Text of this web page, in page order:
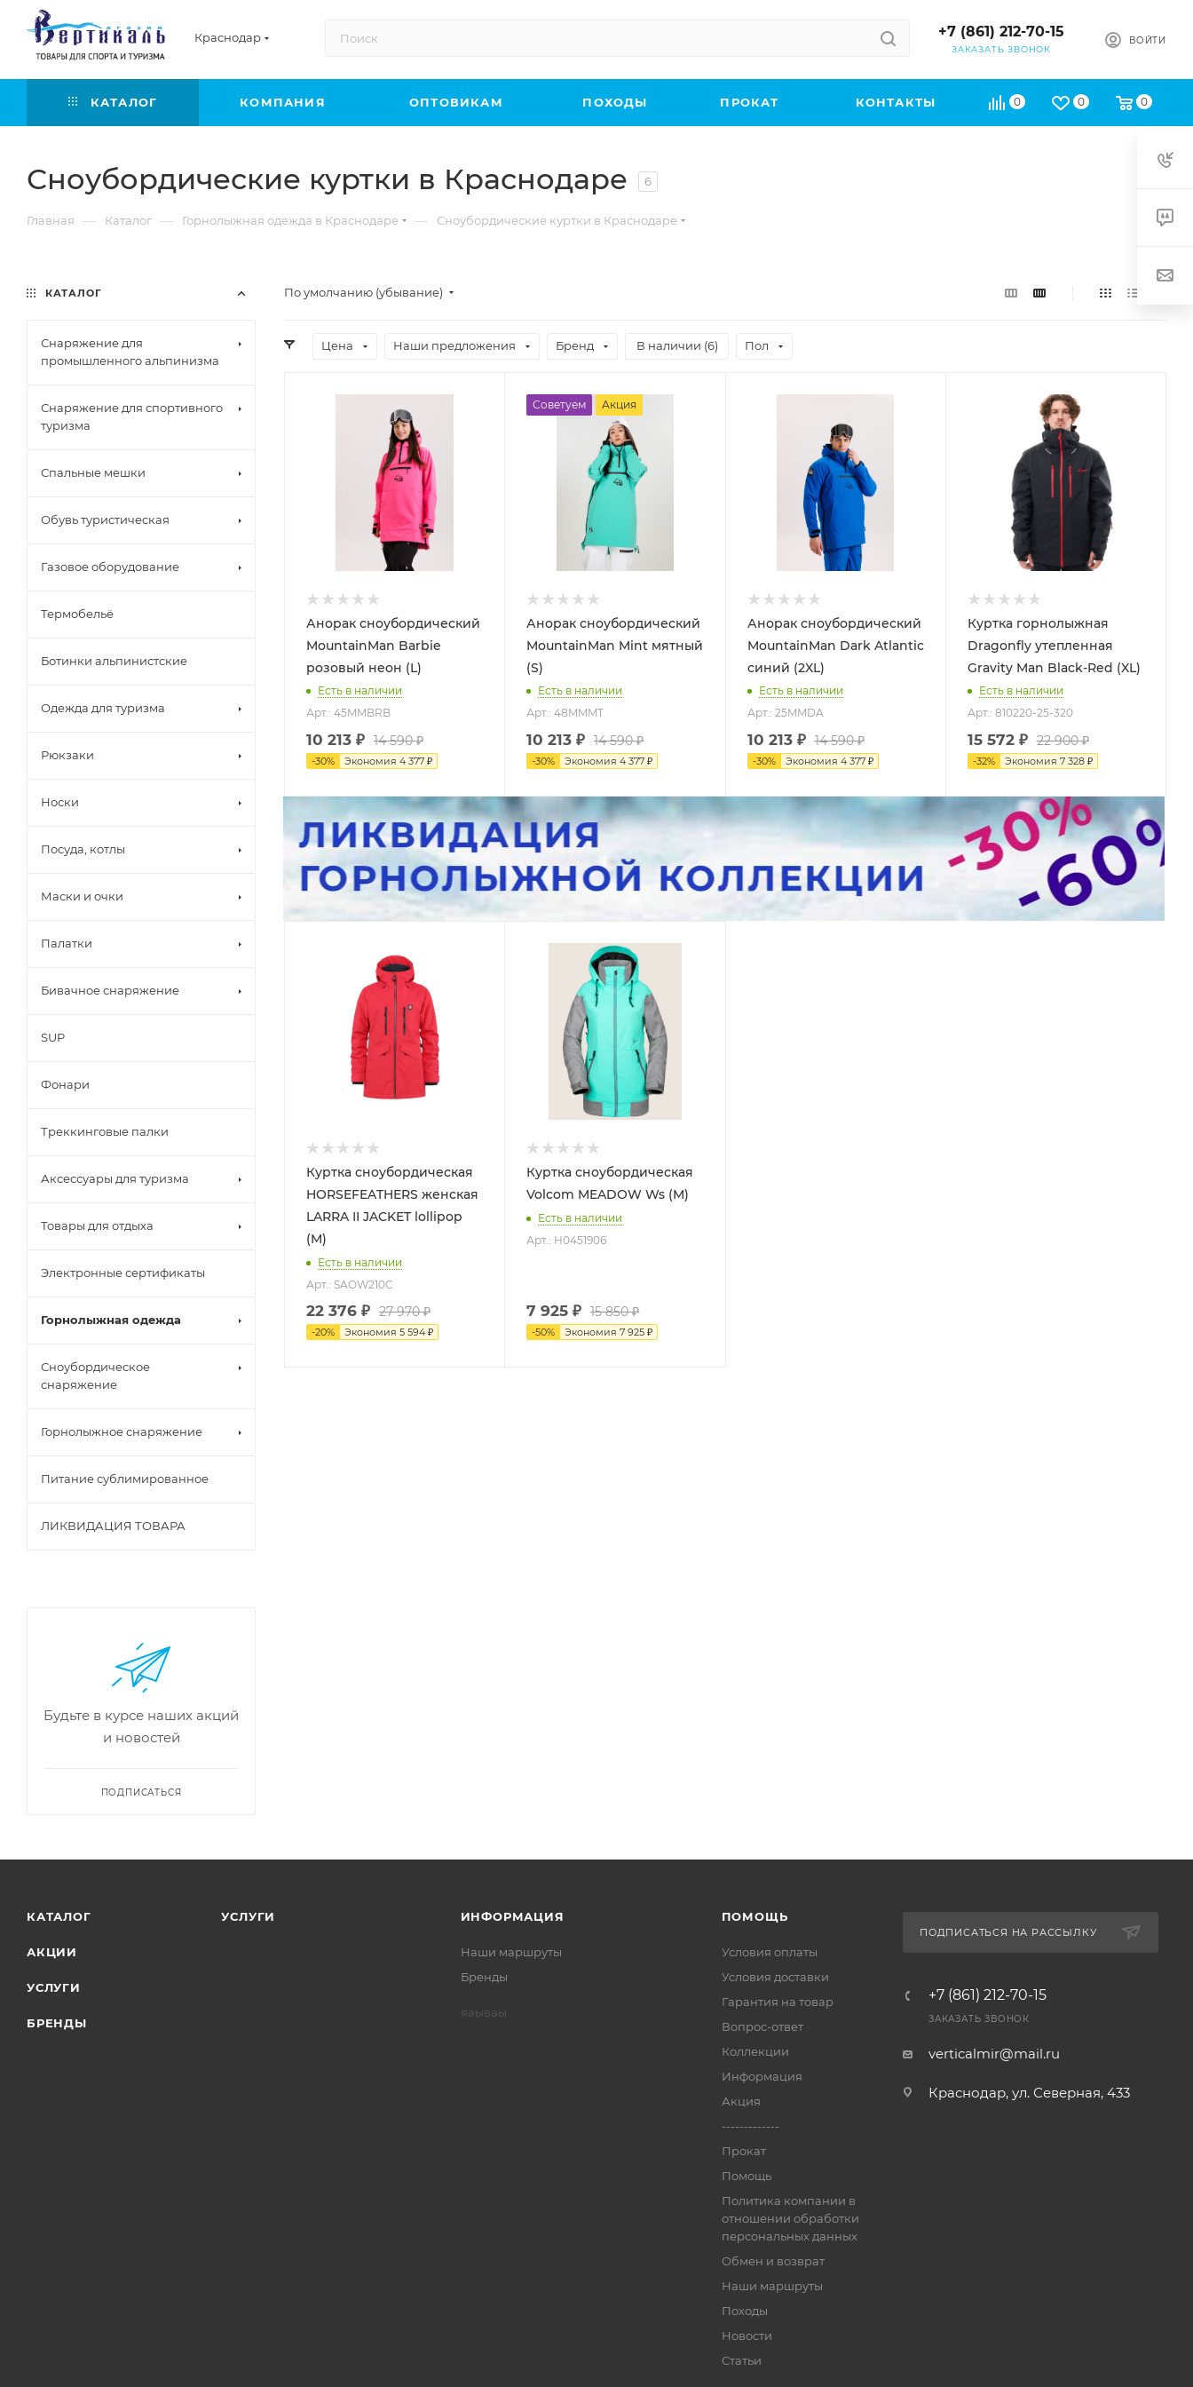
Краснодар +7 (861) 212-70-15
ЗАКАЗАТЬ ЗВОНОК
ВОЙТИ
0 0 0
КАТАЛОГ КОМПАНИЯ ОПТОВИКАМ ПОХОДЫ ПРОКАТ КОНТАКТЫ
Сноубордические куртки в Краснодаре 6
Главная — Каталог — Горнолыжная одежда в Краснодаре — Сноубордические куртки в Краснодаре
По умолчанию (убывание)
Цена Наши предложения Бренд В наличии (6) Пол
Анорак сноубордический
MountainMan Barbie
розовый неон (L)
Есть в наличии
Арт.: 45MMBRB
10 213 ₽ 14 590₽
-30% Экономия 4 377 ₽
Советуем Акция
Анорак сноубордический
MountainMan Mint мятный
(S)
Есть в наличии
Арт.: 48MMMT
10 213 ₽ 14 590₽
-30% Экономия4 377 ₽
Анорак сноубордический
MountainMan Dark Atlantic
синий (2XL)
Есть в наличии
Арт.: 25MMDA
10 213₽ 14 590₽
-30% Экономия 4 377₽
Куртка горнолыжная
Dragonfly утепленная
Gravity Man Black-Red (XL)
Есть в наличии
Арт.: 810220-25-320
15 572₽ 22 900₽
-32% Экономия 7 328₽
Куртка сноубордическая
HORSEFEATHERS женская
LARRA II JACKET lollipop
(M)
Есть в наличии
Арт.: SAOW210C
22 376 ₽ 27 970₽
-20% Экономия 5 594 ₽
Куртка сноубордическая
Volcom MEADOW Ws (M)
Есть в наличии
Арт.: H0451906
7 925 ₽ 15 850₽
-50% Экономия7 925 ₽
КАТАЛОГ
Снаряжение для
промышленного альпинизма
Снаряжение для спортивного
туризма
Спальные мешки
Обувь туристическая
Газовое оборудование
Термобельё
Ботинки альпинистские
Одежда для туризма
Рюкзаки
Носки
Посуда, котлы
Маски и очки
Палатки
Бивачное снаряжение
SUP
Фонари
Треккинговые палки
Аксессуары для туризма
Товары для отдыха
Электронные сертификаты
Горнолыжная одежда
Сноубордическое
снаряжение
Горнолыжное снаряжение
Питание сублимированное
ЛИКВИДАЦИЯ ТОВАРА
Будьте в курсе наших акций
и новостей
ПОДПИСАТЬСЯ
КАТАЛОГ
АКЦИИ
УСЛУГИ
БРЕНДЫ
УСЛУГИ ИНФОРМАЦИЯ
Наши маршруты
Бренды
яаываы
ПОМОЩЬ
Условия оплаты
Условия доставки
Гарантия на товар
Вопрос-ответ
Коллекции
Информация
Акция
-------------
Прокат
Помощь
Политика компании в
отношении обработки
персональных данных
Обмен и возврат
Наши маршруты
Походы
Новости
Статьи
ПОДПИСАТЬСЯ НА РАССЫЛКУ
+7 (861) 212-70-15
ЗАКАЗАТЬ ЗВОНОК
verticalmir@mail.ru
Краснодар, ул. Северная, 433